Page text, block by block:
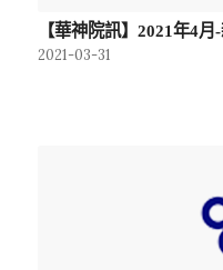
【華神院訊】2021年4月
2021-03-31